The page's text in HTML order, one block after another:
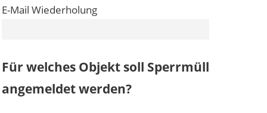
E-Mail Wiederholung
Für welches Objekt soll Sperrmüll
angemeldet werden?